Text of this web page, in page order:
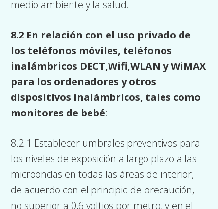
medio ambiente y la salud.
8.2 En relación con el uso privado de
los teléfonos móviles, teléfonos
inalámbricos DECT,Wifi,WLAN y WiMAX
para los ordenadores y otros
dispositivos inalámbricos, tales como
monitores de bebé:
8.2.1 Establecer umbrales preventivos para
los niveles de exposición a largo plazo a las
microondas en todas las áreas de interior,
de acuerdo con el principio de precaución,
no superior a 0,6 voltios por metro, y en el